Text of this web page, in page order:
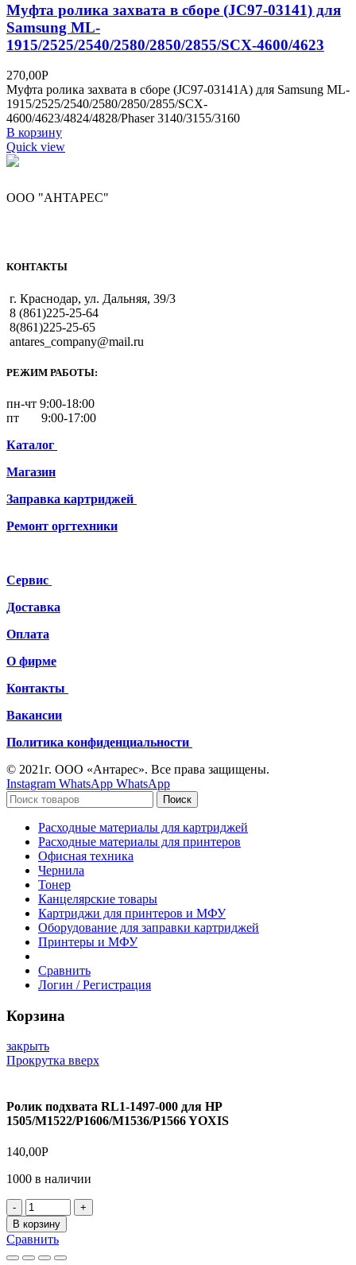
Муфта ролика захвата в сборе (JC97-03141) для
Samsung ML-
1915/2525/2540/2580/2850/2855/SCX-4600/4623
270,00Р
Муфта ролика захвата в сборе (JC97-03141A) для Samsung ML-
1915/2525/2540/2580/2850/2855/SCX-
4600/4623/4824/4828/Phaser 3140/3155/3160
В корзину
Quick view
ООО "АНТАРЕС"
КОНТАКТЫ
г. Краснодар, ул. Дальняя, 39/3
8 (861)225-25-64
8(861)225-25-65
antares_company@mail.ru
РЕЖИМ РАБОТЫ:
пн-чт 9:00-18:00
пт 9:00-17:00
Каталог
Магазин
Заправка картриджей
Ремонт оргтехники
Сервис
Доставка
Оплата
О фирме
Контакты
Вакансии
Политика конфиденциальности
© 2021г. ООО «Антарес». Все права защищены.
Instagram WhatsApp WhatsApp
Поиск
Расходные материалы для картриджей
Расходные материалы для принтеров
Офисная техника
Чернила
Тонер
Канцелярские товары
Картриджи для принтеров и МФУ
Оборудование для заправки картриджей
Принтеры и МФУ
Сравнить
Логин / Регистрация
Корзина
закрыть
Прокрутка вверх
Ролик подхвата RL1-1497-000 для HP
1505/M1522/P1606/M1536/P1566 YOXIS
140,00Р
1000 в наличии
Количество
товара
Ролик
подхвата
RL1-
В корзину
Сравнить